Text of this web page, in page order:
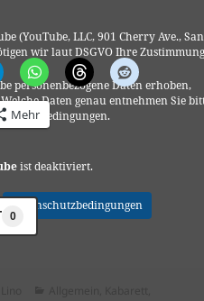
(YouTube, LLC, 901 Cherry Ave., San
wir laut DSGVO Ihre
personenbezogene Daten erhoben,
Daten genau entnehmen Sie
ist deaktiviert.
Datenschutzbedingungen
Mehr
0